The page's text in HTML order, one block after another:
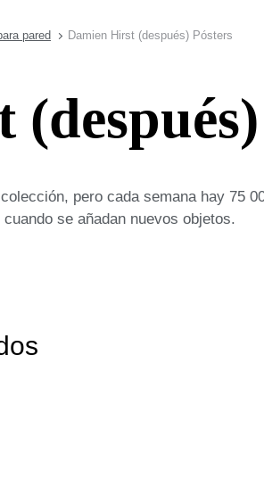
pared Damien Hirst (después) Pósters
pero cada semana hay 75
se añadan nuevos objetos.